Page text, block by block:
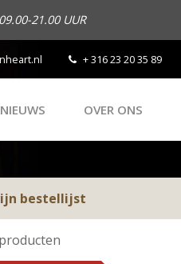
21.00 UUR
+ 316 23 20 35 89
NIEUWS OVER ONS
bestellijst
producten